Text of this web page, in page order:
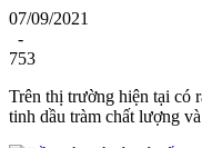
07/09/2021
-
753
Trên thị trường hiện tại có
tinh dầu tràm chất lượng